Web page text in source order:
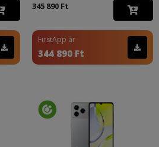
345 890 Ft
FirstApp ár
344 890 Ft